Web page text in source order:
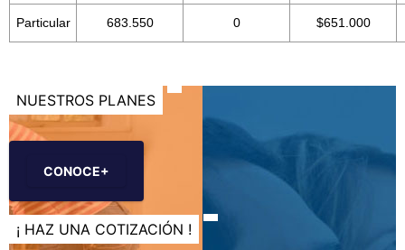
Particular 683.550 0 $651.000
NUESTROS PLANES
CONOCE+
¡ HAZ UNA COTIZACIÓN !